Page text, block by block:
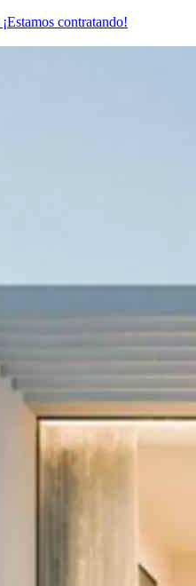
¡Estamos contratando!